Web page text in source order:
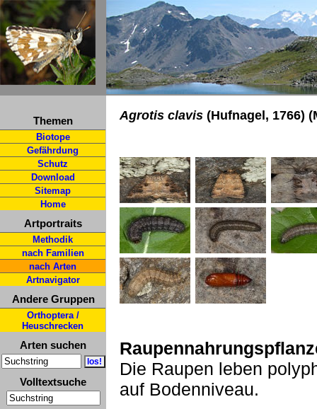
Themen
Biotope
Gefährdung
Schutz
Download
Sitemap
Home
Artportraits
Methodik
nach Familien
nach Arten
Artnavigator
Andere Gruppen
Orthoptera /
Heuschrecken
Arten suchen
Volltextsuche
Agrotis clavis (Hufnagel, 1766)
Die Raupen leben
auf Bodenniveau.